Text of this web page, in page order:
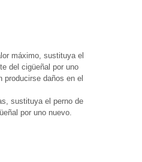
máximo, sustituya el
del cigüeñal por uno
producirse daños en el
sustituya el perno de
por uno nuevo.